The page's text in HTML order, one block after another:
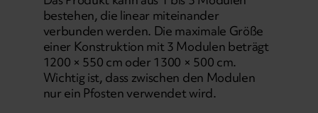
bestehen, die linear miteinander
verbunden werden. Die maximale Größe
einer Konstruktion mit 3 Modulen beträgt
1200 × 550 cm oder 1300 × 500 cm.
Wichtig ist, dass zwischen den Modulen
nur ein Pfosten verwendet wird.